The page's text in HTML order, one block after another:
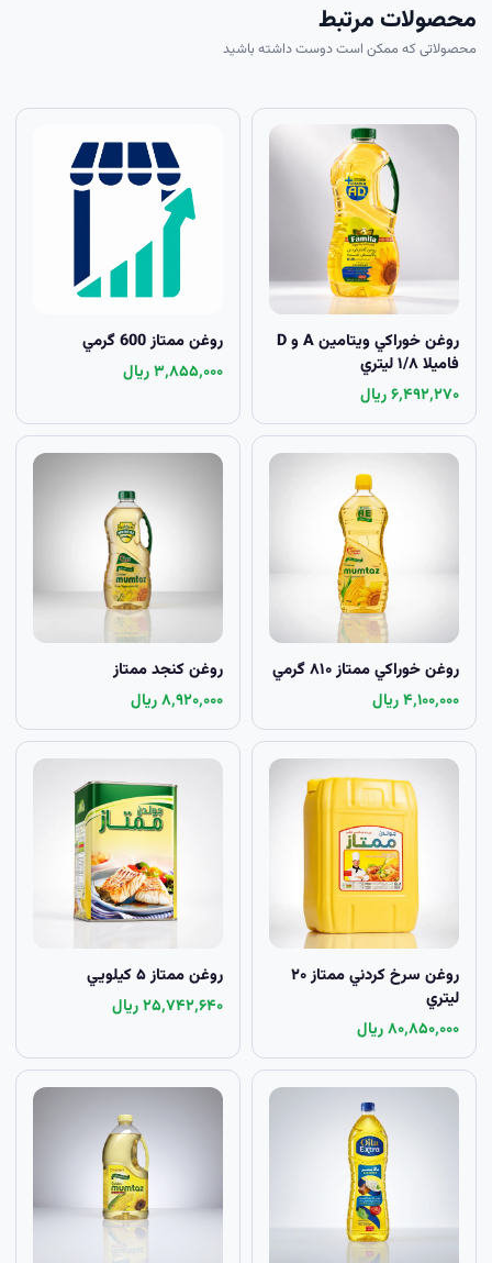
محصولات مرتبط
محصولاتی که ممکن است دوست داشته باشید
روغن خوراکي ويتامين A و D
فاميلا ۱/۸ ليتري
۶٬۴۹۲٬۲۷۰ ریال
روغن ممتاز 600 گرمي
۳٬۸۵۵٬۰۰۰ ریال
روغن خوراکي ممتاز ۸۱۰ گرمي
۴٬۱۰۰٬۰۰۰ ریال
روغن کنجد ممتاز
۸٬۹۲۰٬۰۰۰ ریال
روغن سرخ کردني ممتاز ۲۰
ليتري
۸۰٬۸۵۰٬۰۰۰ ریال
روغن ممتاز ۵ کيلويي
۲۵٬۷۴۲٬۶۴۰ ریال